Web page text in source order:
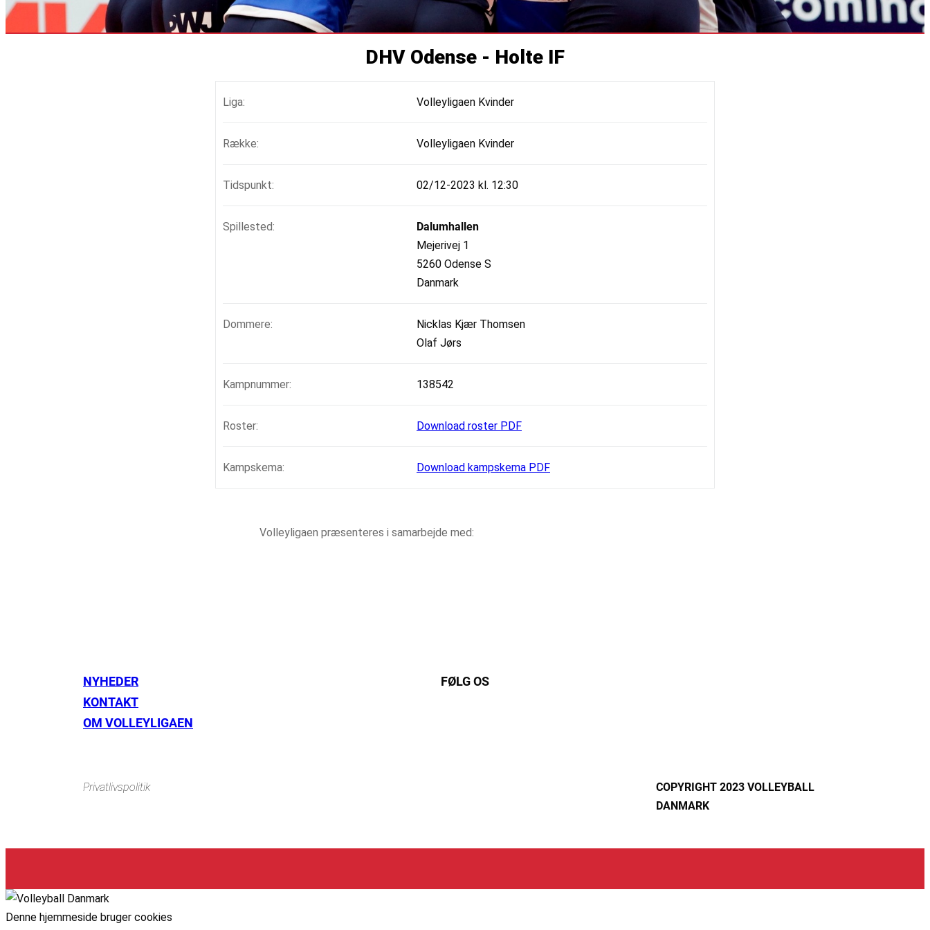
DHV Odense - Holte IF
Liga: Volleyligaen Kvinder
Række: Volleyligaen Kvinder
Tidspunkt: 02/12-2023 kl. 12:30
Spillested:
Dalumhallen
Mejerivej 1
5260 Odense S
Danmark
Dommere:
Nicklas Kjær Thomsen
Olaf Jørs
Kampnummer: 138542
Roster: Download roster PDF
Kampskema: Download kampskema PDF
Volleyligaen præsenteres i samarbejde med:
NYHEDER
KONTAKT
OM VOLLEYLIGAEN
FØLG OS
Privatlivspolitik
COPYRIGHT 2023 VOLLEYBALL
DANMARK
Denne hjemmeside bruger cookies